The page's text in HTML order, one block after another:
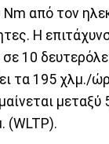
Nm από τον
Η
10
τα 195 χλμ./
μεταξύ
(WLTP).